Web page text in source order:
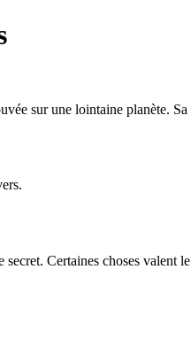
sur une lointaine planète.
secret. Certaines choses